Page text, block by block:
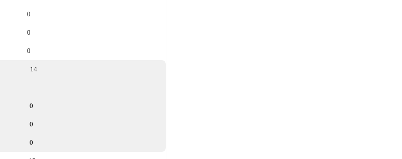
0
0
0
14
0
0
0